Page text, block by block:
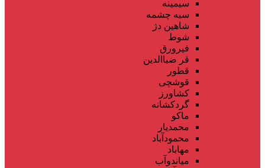
سیمینه
سیه چشمه
شاهین دژ
شوط
فیرورق
قر ضیاالدین
قطور
قوشچی
کشاورز
گردکشانه
ماکو
محمدیار
محمودآباد
مهاباد
میاندوآب